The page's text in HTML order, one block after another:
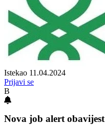
Istekao 11.04.2024
Prijavi se
B
Nova job alert obavijest